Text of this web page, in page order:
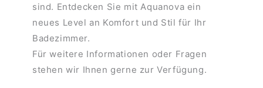
sind. Entdecken Sie mit Aquanova ein
neues Level an Komfort und Stil für Ihr
Badezimmer.
Für weitere Informationen oder Fragen
stehen wir Ihnen gerne zur Verfügung.